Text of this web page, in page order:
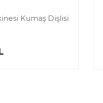
Kumaş Dişlisi